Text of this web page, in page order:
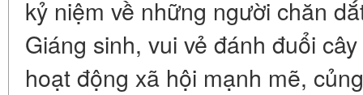
kỷ niệm về những người chăn
Giáng sinh, vui vẻ đánh đuổi
hoạt động xã hội mạnh mẽ,